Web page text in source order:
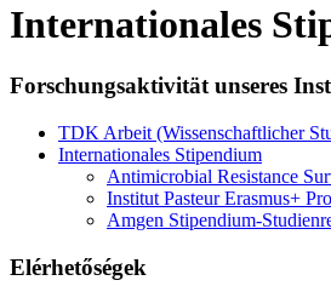
Internationales
Forschungsaktivität unseres
TDK Arbeit (Wissenschaftlicher
Internationales Stipendium
Antimicrobial Resistance
Institut Pasteur Erasmus+
Amgen Stipendium-
Elérhetőségek